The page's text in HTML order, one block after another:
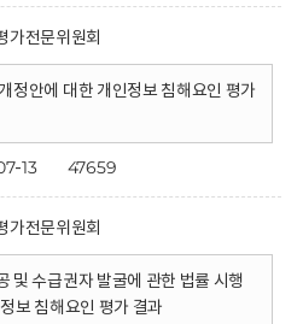
가전문위원회
정안에 대한 개인정보 침해요인 평가
13 47659
가전문위원회
및 수급권자 발굴에 관한 법률 시행
보 침해요인 평가 결과